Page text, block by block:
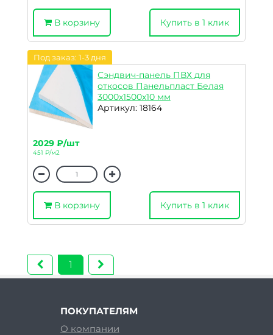
В корзину Купить в 1 клик
Под заказ: 1-3 дня
Сэндвич-панель ПВХ для
откосов Панельпласт Белая
3000х1500х10 мм
Артикул: 18164
2029 ₽/шт
451 ₽/м2
В корзину Купить в 1 клик
1
ПОКУПАТЕЛЯМ
О компании